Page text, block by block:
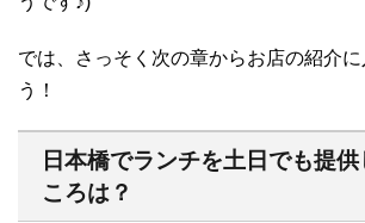
では、さっそく次の章からお店の紹介
う！
日本橋でランチを土日でも提供
ころは？